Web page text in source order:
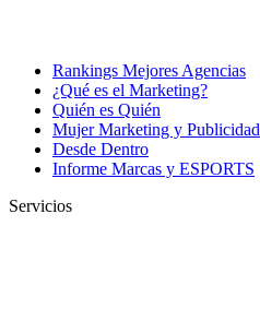
Rankings Mejores Agencias
¿Qué es el Marketing?
Quién es Quién
Mujer Marketing y Publicidad
Desde Dentro
Informe Marcas y ESPORTS
Servicios